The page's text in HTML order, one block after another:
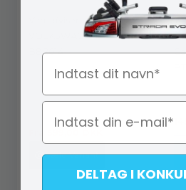
VOLKSWAGEN PASSAT
B8 2014->
H4 31001
Vælg Variant
Navn
DELTAG I